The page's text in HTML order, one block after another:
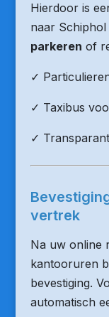
Hierdoor is
naar Schiphol
parkeren of
✓
✓ Taxibus
✓
vertrek
Na uw online
kantooruren
bevestiging.
automatisch